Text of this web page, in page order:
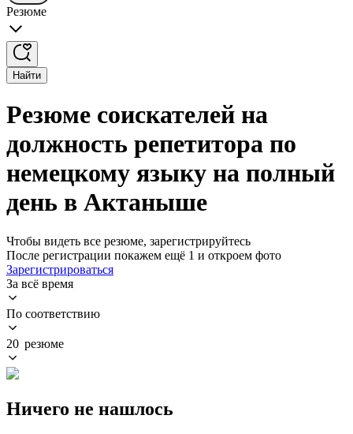
Резюме
Найти
Резюме соискателей на
должность репетитора по
немецкому языку на полный
день в Актаныше
Чтобы видеть все резюме, зарегистрируйтесь
После регистрации покажем ещё 1 и откроем фото
Зарегистрироваться
За всё время
По соответствию
20 резюме
Ничего не нашлось